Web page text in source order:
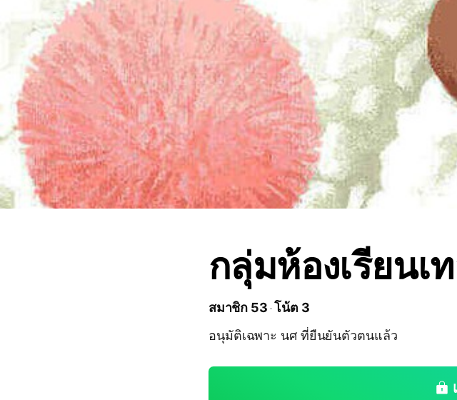
กลุ่มห้องเรียนเ
สมาชิก 53 โน้ต 3
อนุมัติเฉพาะ นศ ที่ยืนยันตัวตนแล้ว